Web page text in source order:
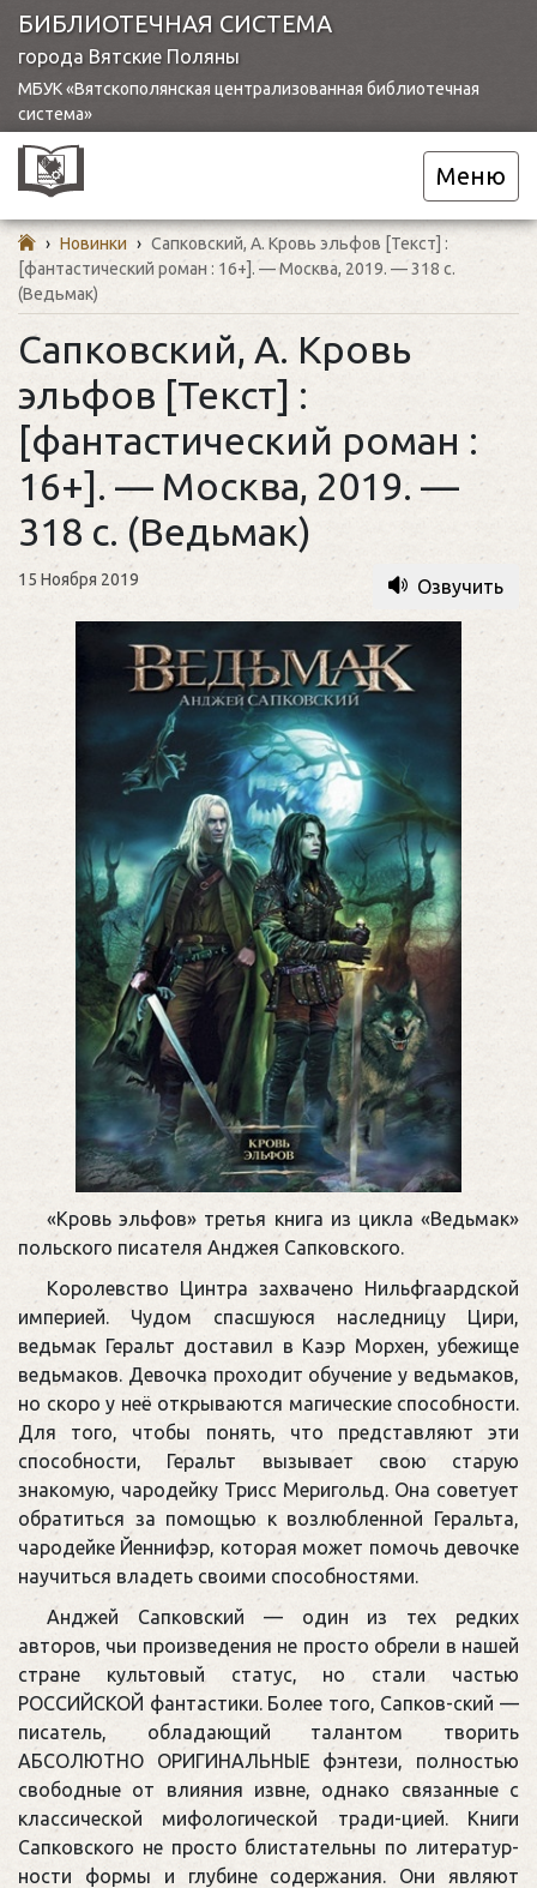
БИБЛИОТЕЧНАЯ СИСТЕМА
города Вятские Поляны
МБУК «Вятскополянская централизованная библиотечная
система»
Меню
› Новинки › Сапковский, А. Кровь эльфов [Текст] :
[фантастический роман : 16+]. — Москва, 2019. — 318 с.
(Ведьмак)
Сапковский, А. Кровь
эльфов [Текст] :
[фантастический роман :
16+]. — Москва, 2019. —
318 с. (Ведьмак)
15 Ноября 2019 Озвучить
«Кровь эльфов» третья книга из цикла «Ведьмак»
польского писателя Анджея Сапковского.
Королевство Цинтра захвачено Нильфгаардской
империей. Чудом спасшуюся наследницу Цири,
ведьмак Геральт доставил в Каэр Морхен, убежище
ведьмаков. Девочка проходит обучение у ведьмаков,
но скоро у неё открываются магические способности.
Для того, чтобы понять, что представляют эти
способности, Геральт вызывает свою старую
знакомую, чародейку Трисс Меригольд. Она советует
обратиться за помощью к возлюбленной Геральта,
чародейке Йеннифэр, которая может помочь девочке
научиться владеть своими способностями.
Анджей Сапковский — один из тех редких
авторов, чьи произведения не просто обрели в нашей
стране культовый статус, но стали частью
РОССИЙСКОЙ фантастики. Более того, Сапков-ский —
писатель, обладающий талантом творить
АБСОЛЮТНО ОРИГИНАЛЬНЫЕ фэнтези, полностью
свободные от влияния извне, однако связанные с
классической мифологической тради-цией. Книги
Сапковского не просто блистательны по литератур-
ности формы и глубине содержания. Они являют